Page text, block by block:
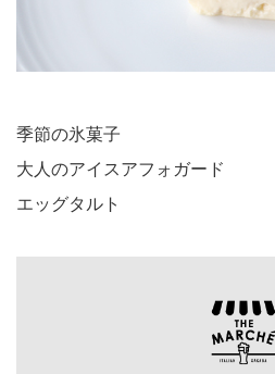
季節の氷菓子
大人のアイスアフォガード
エッグタルト